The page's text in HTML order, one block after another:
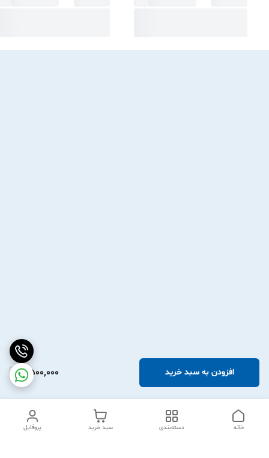
2,500,000 افزودن به سبد خرید
پروفایل سبد خرید دسته‌بندی خانه